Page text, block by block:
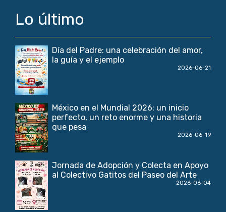
Lo último
Día del Padre: una celebración del amor,
la guía y el ejemplo
2026-06-21
México en el Mundial 2026: un inicio
perfecto, un reto enorme y una historia
que pesa
2026-06-19
Jornada de Adopción y Colecta en Apoyo
al Colectivo Gatitos del Paseo del Arte
2026-06-04